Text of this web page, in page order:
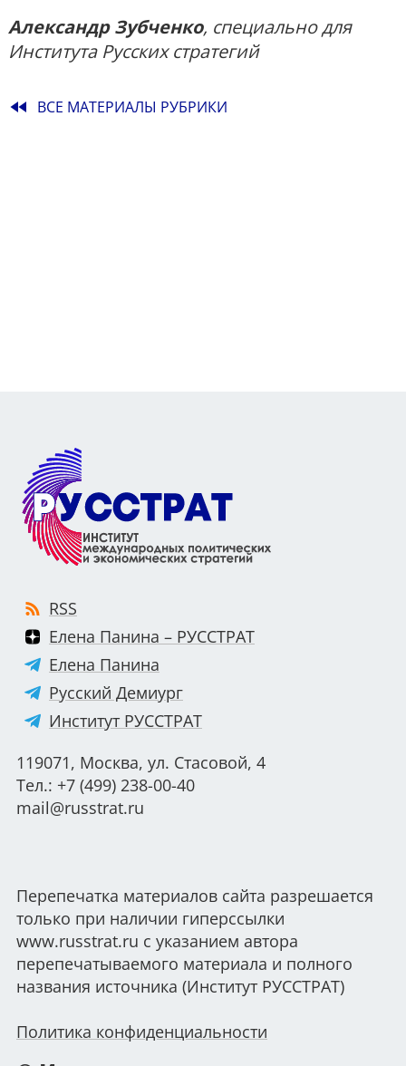
Александр Зубченко, специально для
Института Русских стратегий
fast_rewind ВСЕ МАТЕРИАЛЫ РУБРИКИ
RSS
Елена Панина – РУССТРАТ
Елена Панина
Русский Демиург
Институт РУССТРАТ
119071, Москва, ул. Стасовой, 4
Тел.: +7 (499) 238-00-40
mail@russtrat.ru
Перепечатка материалов сайта разрешается
только при наличии гиперссылки
www.russtrat.ru с указанием автора
перепечатываемого материала и полного
названия источника (Институт РУССТРАТ)
Политика конфиденциальности